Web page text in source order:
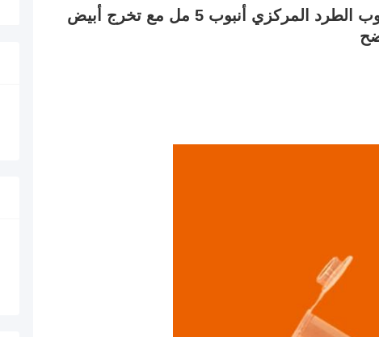
ISO 13485 معتمد من مادة البولي بروبيلين أنبوب الطرد المركزي أنبوب 5 مل مع تخرج أبيض